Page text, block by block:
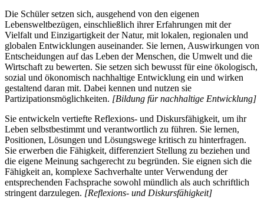
Die Schüler setzen sich, ausgehend von den eigenen
Lebensweltbezügen, einschließlich ihrer Erfahrungen mit der
Vielfalt und Einzigartigkeit der Natur, mit lokalen, regionalen und
globalen Entwicklungen auseinander. Sie lernen, Auswirkungen von
Entscheidungen auf das Leben der Menschen, die Umwelt und die
Wirtschaft zu bewerten. Sie setzen sich bewusst für eine ökologisch,
sozial und ökonomisch nachhaltige Entwicklung ein und wirken
gestaltend daran mit. Dabei kennen und nutzen sie
Partizipationsmöglichkeiten. [Bildung für nachhaltige Entwicklung]
Sie entwickeln vertiefte Reflexions- und Diskursfähigkeit, um ihr
Leben selbstbestimmt und verantwortlich zu führen. Sie lernen,
Positionen, Lösungen und Lösungswege kritisch zu hinterfragen.
Sie erwerben die Fähigkeit, differenziert Stellung zu beziehen und
die eigene Meinung sachgerecht zu begründen. Sie eignen sich die
Fähigkeit an, komplexe Sachverhalte unter Verwendung der
entsprechenden Fachsprache sowohl mündlich als auch schriftlich
stringent darzulegen. [Reflexions- und Diskursfähigkeit]